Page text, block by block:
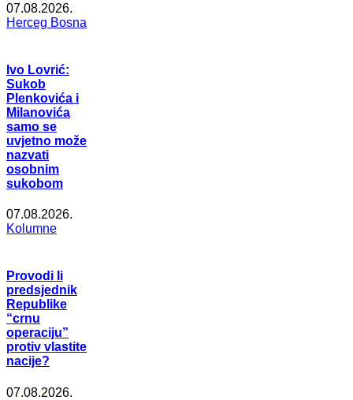
07.08.2026.
Herceg Bosna
Ivo Lovrić:
Sukob
Plenkovića i
Milanovića
samo se
uvjetno može
nazvati
osobnim
sukobom
07.08.2026.
Kolumne
Provodi li
predsjednik
Republike
“crnu
operaciju”
protiv vlastite
nacije?
07.08.2026.